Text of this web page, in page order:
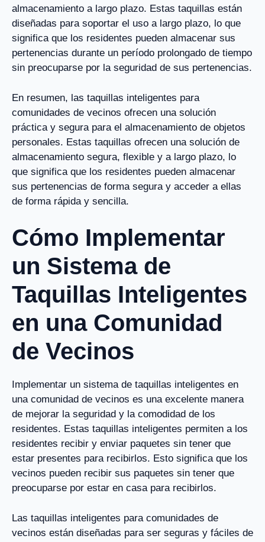
almacenamiento a largo plazo. Estas taquillas están
diseñadas para soportar el uso a largo plazo, lo que
significa que los residentes pueden almacenar sus
pertenencias durante un período prolongado de tiempo
sin preocuparse por la seguridad de sus pertenencias.
En resumen, las taquillas inteligentes para
comunidades de vecinos ofrecen una solución
práctica y segura para el almacenamiento de objetos
personales. Estas taquillas ofrecen una solución de
almacenamiento segura, flexible y a largo plazo, lo
que significa que los residentes pueden almacenar
sus pertenencias de forma segura y acceder a ellas
de forma rápida y sencilla.
Cómo Implementar
un Sistema de
Taquillas Inteligentes
en una Comunidad
de Vecinos
Implementar un sistema de taquillas inteligentes en
una comunidad de vecinos es una excelente manera
de mejorar la seguridad y la comodidad de los
residentes. Estas taquillas inteligentes permiten a los
residentes recibir y enviar paquetes sin tener que
estar presentes para recibirlos. Esto significa que los
vecinos pueden recibir sus paquetes sin tener que
preocuparse por estar en casa para recibirlos.
Las taquillas inteligentes para comunidades de
vecinos están diseñadas para ser seguras y fáciles de